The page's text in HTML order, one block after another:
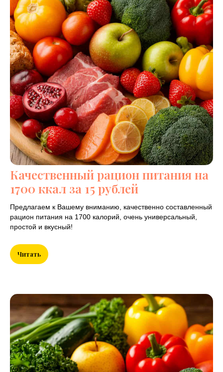
Качественный рацион питания на
1700 ккал за 15 рублей
Предлагаем к Вашему вниманию, качественно составленный
рацион питания на 1700 калорий, очень универсальный,
простой и вкусный!
Читать